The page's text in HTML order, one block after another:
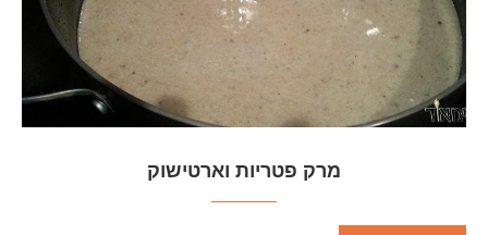
מרק פטריות וארטישוק